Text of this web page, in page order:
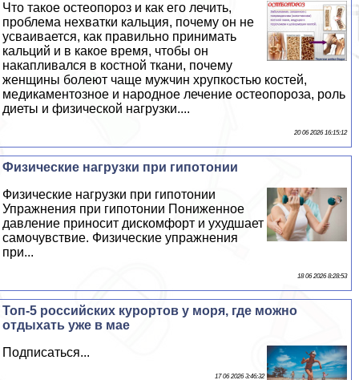
Что такое остеопороз и как его лечить,
проблема нехватки кальция, почему он не
усваивается, как правильно принимать
кальций и в какое время, чтобы он
накапливался в костной ткани, почему
женщины болеют чаще мужчин хрупкостью костей,
медикаментозное и народное лечение остеопороза, роль
диеты и физической нагрузки....
20 06 2026 16:15:12
Физические нагрузки при гипотонии
Физические нагрузки при гипотонии
Упражнения при гипотонии Пониженное
давление приносит дискомфорт и ухудшает
самочувствие. Физические упражнения
при...
18 06 2026 8:28:53
Топ-5 российских курортов у моря, где можно
отдыхать уже в мае
Подписаться...
17 06 2026 3:46:32